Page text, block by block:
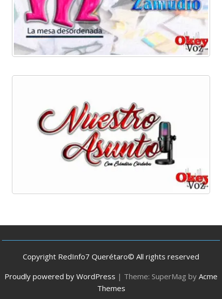
Copyright RedInfo7 Querétaro© All rights reserved
Proudly powered by WordPress | Theme: SuperMag by Acme
Themes